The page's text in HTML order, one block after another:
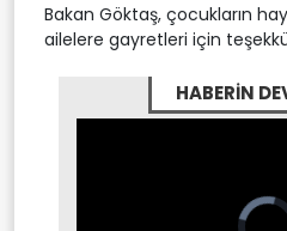
Bakan Göktaş, çocukların
ailelere gayretleri için
HABERİN